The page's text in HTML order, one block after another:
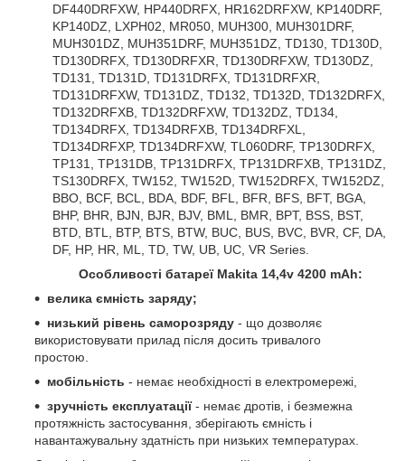
DF440DRFXW, HP440DRFX, HR162DRFXW, KP140DRF,
KP140DZ, LXPH02, MR050, MUH300, MUH301DRF,
MUH301DZ, MUH351DRF, MUH351DZ, TD130, TD130D,
TD130DRFX, TD130DRFXR, TD130DRFXW, TD130DZ,
TD131, TD131D, TD131DRFX, TD131DRFXR,
TD131DRFXW, TD131DZ, TD132, TD132D, TD132DRFX,
TD132DRFXB, TD132DRFXW, TD132DZ, TD134,
TD134DRFX, TD134DRFXB, TD134DRFXL,
TD134DRFXP, TD134DRFXW, TL060DRF, TP130DRFX,
TP131, TP131DB, TP131DRFX, TP131DRFXB, TP131DZ,
TS130DRFX, TW152, TW152D, TW152DRFX, TW152DZ,
BBO, BCF, BCL, BDA, BDF, BFL, BFR, BFS, BFT, BGA,
BHP, BHR, BJN, BJR, BJV, BML, BMR, BPT, BSS, BST,
BTD, BTL, BTP, BTS, BTW, BUC, BUS, BVC, BVR, CF, DA,
DF, HP, HR, ML, TD, TW, UB, UC, VR Series.
Особливості батареї Makita 14,4v 4200 mAh:
велика ємність заряду;
низький рівень саморозряду - що дозволяє
використовувати прилад після досить тривалого
простою.
мобільність - немає необхідності в електромережі,
зручність експлуатації- немає дротів, і безмежна
протяжність застосування, зберігають ємність і
навантажувальну здатність при низьких температурах.